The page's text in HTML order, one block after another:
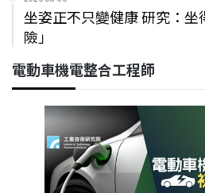
坐姿正不只變健康 研究：坐
險」
電動車機電整合工程師